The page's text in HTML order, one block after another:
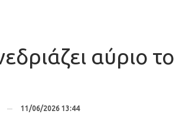
αύριο
11/06/2026 13:44